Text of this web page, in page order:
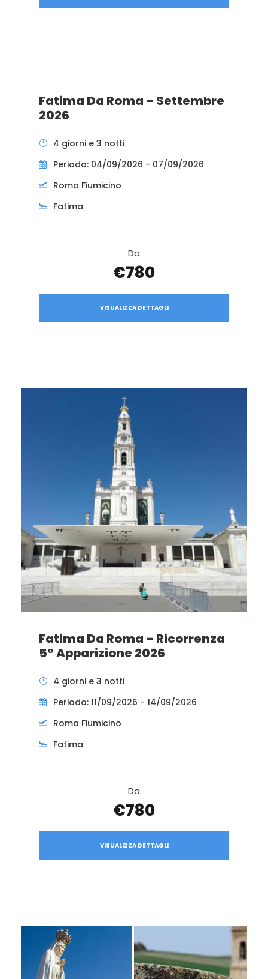
Fatima Da Roma – Settembre
2026
4 giorni e 3 notti
Periodo: 04/09/2026 - 07/09/2026
Roma Fiumicino
Fatima
Da
€780
VISUALIZZA DETTAGLI
Fatima Da Roma – Ricorrenza
5° Apparizione 2026
4 giorni e 3 notti
Periodo: 11/09/2026 - 14/09/2026
Roma Fiumicino
Fatima
Da
€780
VISUALIZZA DETTAGLI